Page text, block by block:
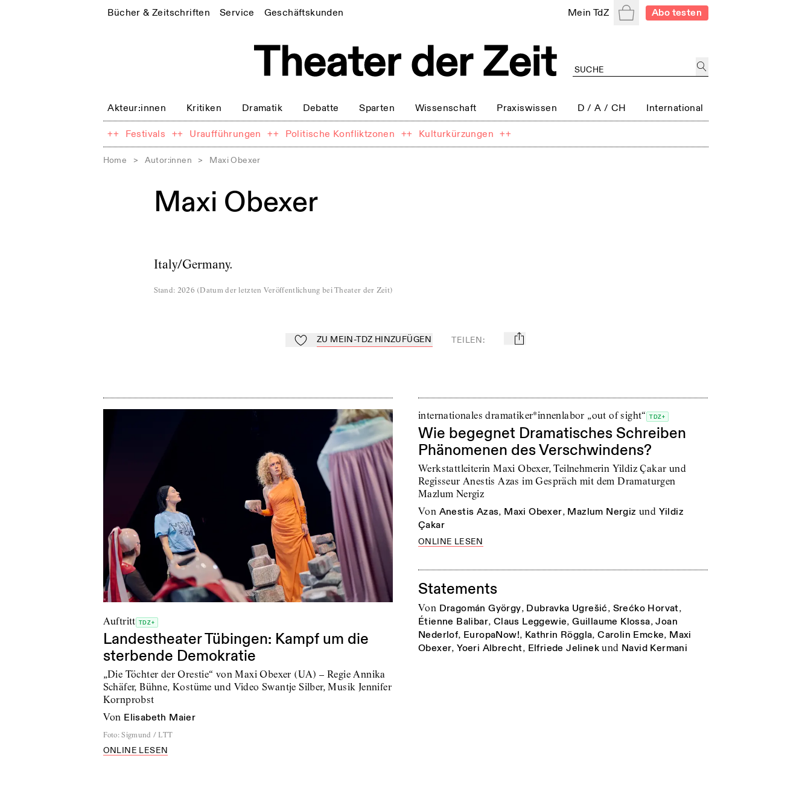
Bücher & Zeitschriften Service Geschäftskunden Mein TdZ WarenkorbAbo testen
Akteur:innen Kritiken Dramatik Debatte Sparten Wissenschaft Praxiswissen D / A / CH International
++ Festivals ++ Uraufführungen ++ Politische Konfliktzonen ++ Kulturkürzungen ++
Home > Autor:innen > Maxi Obexer
Maxi Obexer
Italy/Germany.
Stand: 2026 (Datum der letzten Veröffentlichung bei Theater der Zeit)
Zu Mein-TdZ hinzufügen
ZU MEIN-TDZ HINZUFÜGEN TEILEN: mail
Auftritt TDZ+
Landestheater Tübingen: Kampf um die
sterbende Demokratie
„Die Töchter der Orestie“ von Maxi Obexer (UA) – Regie Annika
Schäfer, Bühne, Kostüme und Video Swantje Silber, Musik Jennifer
Kornprobst
von Elisabeth Maier
Foto: Sigmund / LTT
ONLINE LESEN
internationales dramatiker*innenlabor „out of sight“ TDZ+
Wie begegnet Dramatisches Schreiben
Phänomenen des Verschwindens?
Werkstattleiterin Maxi Obexer, Teilnehmerin Yildiz Çakar und
Regisseur Anestis Azas im Gespräch mit dem Dramaturgen
Mazlum Nergiz
von Anestis Azas, Maxi Obexer, Mazlum Nergiz und Yildiz
Çakar
ONLINE LESEN
Statements
von Dragomán György, Dubravka Ugrešić, Srećko Horvat,
Étienne Balibar, Claus Leggewie,Guillaume Klossa,Joan
Nederlof, EuropaNow!, Kathrin Röggla,Carolin Emcke, Maxi
Obexer,Yoeri Albrecht, Elfriede Jelinek und Navid Kermani